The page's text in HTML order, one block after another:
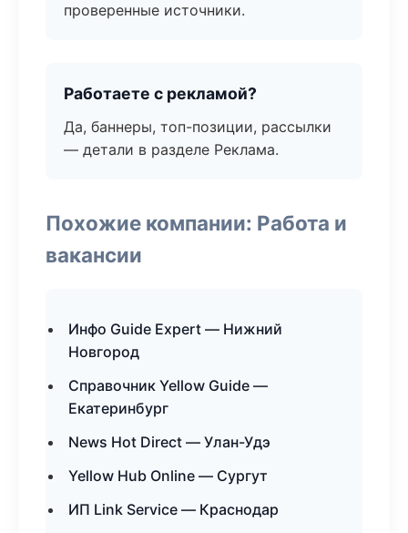
проверенные источники.
Работаете с рекламой?
Да, баннеры, топ-позиции, рассылки
— детали в разделе Реклама.
Похожие компании: Работа и
вакансии
Инфо Guide Expert — Нижний
Новгород
Справочник Yellow Guide —
Екатеринбург
News Hot Direct — Улан-Удэ
Yellow Hub Online — Сургут
ИП Link Service — Краснодар